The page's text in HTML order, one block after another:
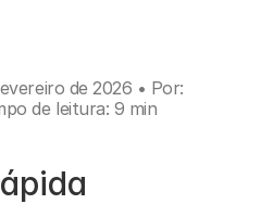
de 2026 • Por:
de leitura: 9 min